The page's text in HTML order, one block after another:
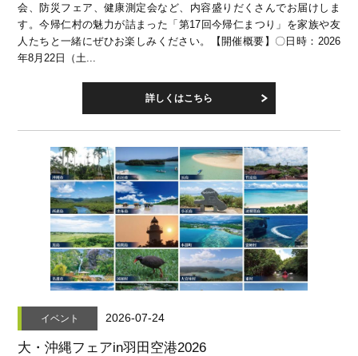
会、防災フェア、健康測定会など、内容盛りだくさんでお届けしま
す。今帰仁村の魅力が詰まった「第17回今帰仁まつり」を家族や友
人たちと一緒にぜひお楽しみください。【開催概要】〇日時：2026
年8月22日（土...
詳しくはこちら
イベント 2026-07-24
大・沖縄フェアin羽田空港2026